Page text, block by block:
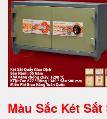
Màu Sắc Két